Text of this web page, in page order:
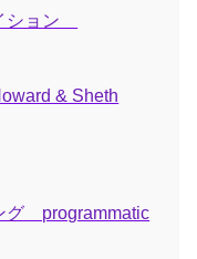
ション
& Sheth
グ programmatic